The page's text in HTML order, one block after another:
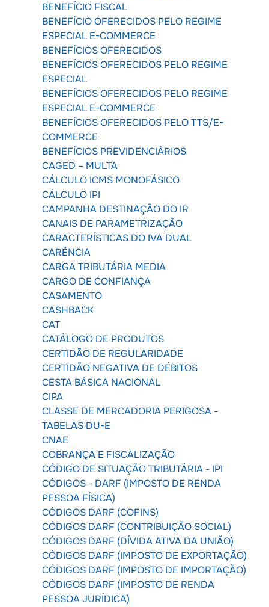
BENEFÍCIO FISCAL
BENEFÍCIO OFERECIDOS PELO REGIME
ESPECIAL E-COMMERCE
BENEFÍCIOS OFERECIDOS
BENEFÍCIOS OFERECIDOS PELO REGIME
ESPECIAL
BENEFÍCIOS OFERECIDOS PELO REGIME
ESPECIAL E-COMMERCE
BENEFÍCIOS OFERECIDOS PELO TTS/E-
COMMERCE
BENEFÍCIOS PREVIDENCIÁRIOS
CAGED – MULTA
CÁLCULO ICMS MONOFÁSICO
CÁLCULO IPI
CAMPANHA DESTINAÇÃO DO IR
CANAIS DE PARAMETRIZAÇÃO
CARACTERÍSTICAS DO IVA DUAL
CARÊNCIA
CARGA TRIBUTÁRIA MEDIA
CARGO DE CONFIANÇA
CASAMENTO
CASHBACK
CAT
CATÁLOGO DE PRODUTOS
CERTIDÃO DE REGULARIDADE
CERTIDÃO NEGATIVA DE DÉBITOS
CESTA BÁSICA NACIONAL
CIPA
CLASSE DE MERCADORIA PERIGOSA -
TABELAS DU-E
CNAE
COBRANÇA E FISCALIZAÇÃO
CÓDIGO DE SITUAÇÃO TRIBUTÁRIA - IPI
CÓDIGOS - DARF (IMPOSTO DE RENDA
PESSOA FÍSICA)
CÓDIGOS DARF (COFINS)
CÓDIGOS DARF (CONTRIBUIÇÃO SOCIAL)
CÓDIGOS DARF (DÍVIDA ATIVA DA UNIÃO)
CÓDIGOS DARF (IMPOSTO DE EXPORTAÇÃO)
CÓDIGOS DARF (IMPOSTO DE IMPORTAÇÃO)
CÓDIGOS DARF (IMPOSTO DE RENDA
PESSOA JURÍDICA)